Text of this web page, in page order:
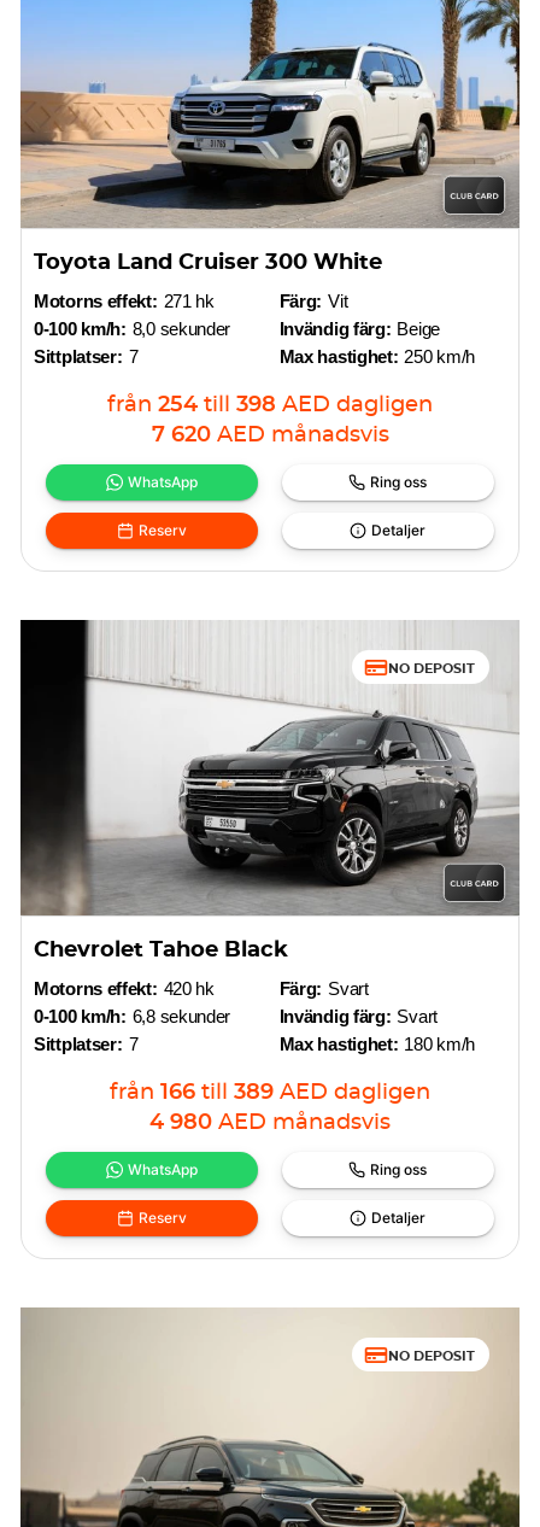
Toyota Land Cruiser 300 White
Motorns effekt: 271 hk
0-100 km/h: 8,0 sekunder
Sittplatser: 7
Färg: Vit
Invändig färg: Beige
Max hastighet: 250 km/h
från 254 till 398 AED dagligen
7 620 AED månadsvis
WhatsApp Ring oss
Reserv Detaljer
NO DEPOSIT
Chevrolet Tahoe Black
Motorns effekt: 420 hk
0-100 km/h: 6,8 sekunder
Sittplatser: 7
Färg: Svart
Invändig färg: Svart
Max hastighet: 180 km/h
från 166 till 389 AED dagligen
4 980 AED månadsvis
WhatsApp Ring oss
Reserv Detaljer
NO DEPOSIT